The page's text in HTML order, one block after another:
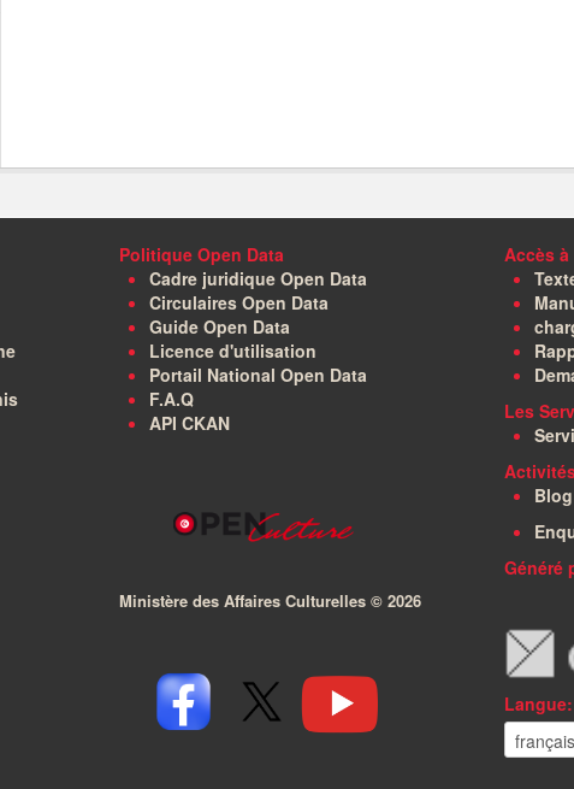
Politique Open Data
Cadre juridique Open Data
Circulaires Open Data
Guide Open Data
Licence d'utilisation
Portail National Open Data
F.A.Q
API CKAN
Ministère des Affaires Culturelles © 2026
Accès
Les
Blog
Généré
Langue